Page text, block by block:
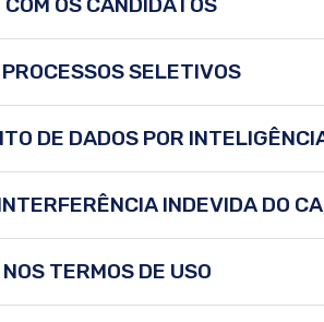
SELETIVOS
DE DADOS POR
INDEVIDA DO
TERMOS DE USO